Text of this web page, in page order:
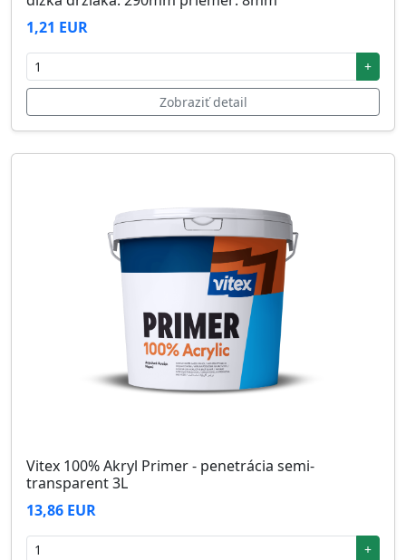
1,21 EUR
+
Zobraziť detail
Vitex 100% Akryl Primer - penetrácia semi-
transparent 3L
13,86 EUR
+